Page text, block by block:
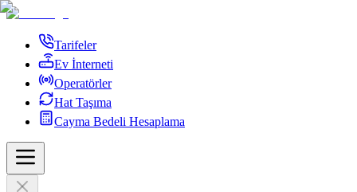
Tarifeler
Ev İnterneti
Operatörler
Hat Taşıma
Cayma Bedeli Hesaplama